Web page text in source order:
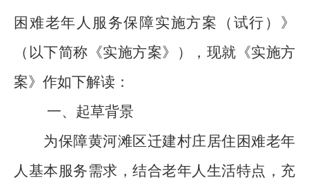
困难老年人服务保障实施方案（试行）》
（以下简称《实施方案》），现就《实施方
案》作如下解读：
一、起草背景
为保障黄河滩区迁建村庄居住困难老年
人基本服务需求，结合老年人生活特点，充